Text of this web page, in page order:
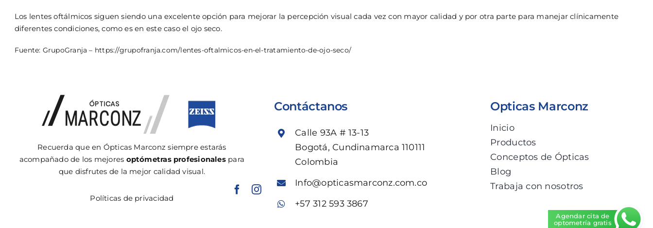
Los lentes oftálmicos siguen siendo una excelente opción para mejorar la percepción visual cada vez con mayor calidad y por otra parte para manejar clínicamente
diferentes condiciones, como es en este caso el ojo seco.
Fuente: GrupoGranja – https://grupofranja.com/lentes-oftalmicos-en-el-tratamiento-de-ojo-seco/
Recuerda que en Ópticas Marconz siempre estarás
acompañado de los mejores optómetras profesionalespara
que disfrutes de la mejor calidad visual.
Políticas de privacidad
Contáctanos
Calle 93A # 13-13
Bogotá, Cundinamarca 110111
Colombia
Info@opticasmarconz.com.co
+57 312 593 3867
Opticas Marconz
Inicio
Productos
Conceptos de Ópticas
Blog
Trabaja con nosotros
Agendar cita de
optometría gratis